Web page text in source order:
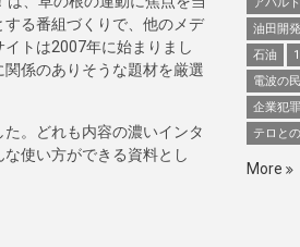
る番組づくりで、他のメデ
トは2007年に始まりまし
係のありそうな題材を厳選
。どれも内容の濃いインタ
使い方ができる資料とし
油田開発
石油
電波の
企業犯罪
テロと
More